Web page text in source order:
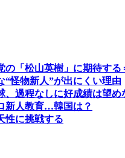
の「松山英樹」に期待する
“怪物新人”が出にくい理由
、過程なしに好成績は望め
新人教育…韓国は？
性に挑戦する